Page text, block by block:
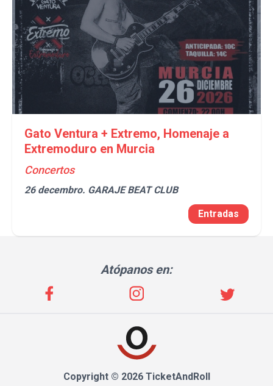
Gato Ventura + Extremo, Homenaje a
Extremoduro en Murcia
Concertos
26 decembro. GARAJE BEAT CLUB
Entradas
Atópanos en:
Copyright © 2026 TicketAndRoll